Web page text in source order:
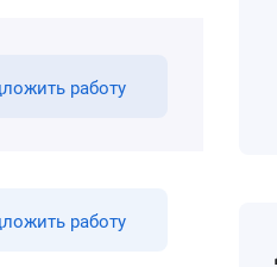
работу
работу